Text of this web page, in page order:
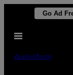
Μετάβαση
περιεχόμενο
Go Ad
Ανοίξτε
Διασκέδαση